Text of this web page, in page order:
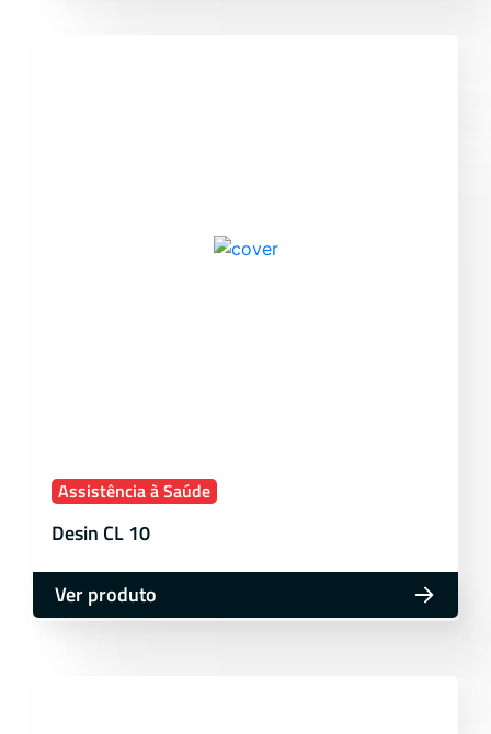
Assistência à Saúde
Desin CL 10
Ver produto